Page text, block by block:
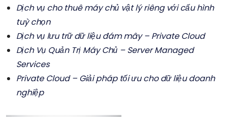
Dịch vụ cho thuê máy chủ vật lý riêng với cấu hình
tuỳ chọn
Dịch vụ lưu trữ dữ liệu đám mây – Private Cloud
Dịch Vụ Quản Trị Máy Chủ – Server Managed
Services
Private Cloud – Giải pháp tối ưu cho dữ liệu doanh
nghiệp